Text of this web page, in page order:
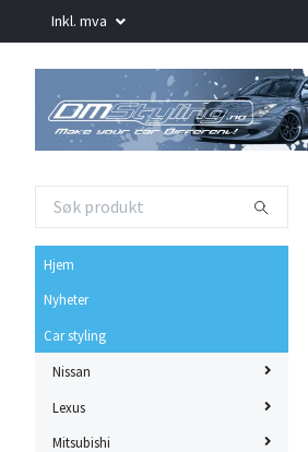
Inkl. mva
Hjem
Nyheter
Car styling
Nissan
Lexus
Mitsubishi